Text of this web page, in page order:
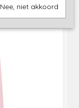
Nee, niet akkoord